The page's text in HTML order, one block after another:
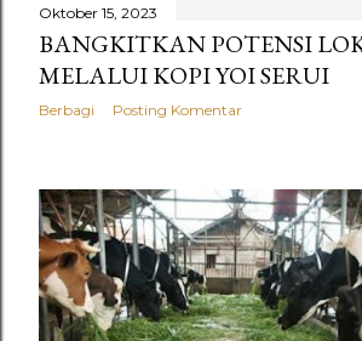
Oktober 15, 2023
BANGKITKAN POTENSI
MELALUI KOPI YOI SERUI
Berbagi Posting Komentar